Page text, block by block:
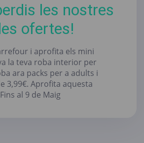
les nostres
ofertes!
i aprofita els mini
la teva roba interior per
ara packs per a adults i
3,99€. Aprofita aquesta
al 9 de Maig